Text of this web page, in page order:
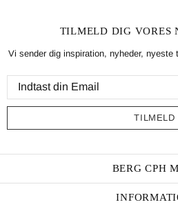
TILMELD DIG VORES
Vi sender dig inspiration, nyheder, nyeste
BERG CPH